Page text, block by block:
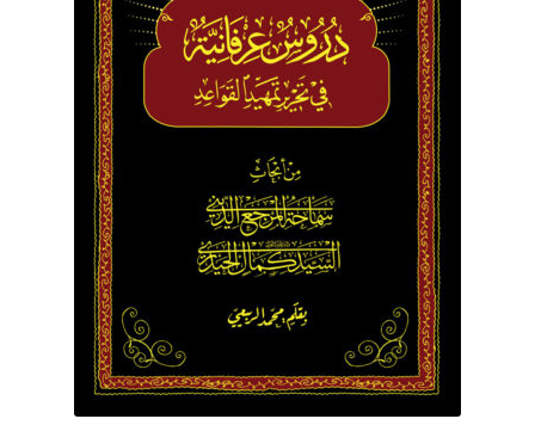
تماس با ما
ثبت شکایات
حساب کاربری من
سبد خرید